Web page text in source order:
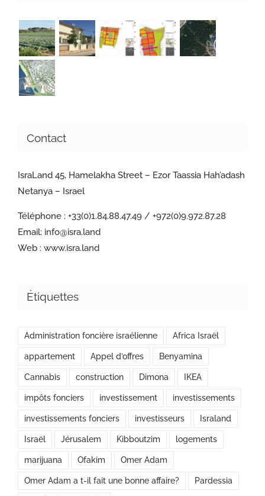
Contact
IsraLand 45, Hamelakha Street – Ezor Taassia Hah’adash
Netanya – Israel
Téléphone : +33(0)1.84.88.47.49 / +972(0)9.972.87.28
Email: info@isra.land
Web : www.isra.land
Étiquettes
Administration foncière israélienne Africa Israël
appartement Appel d’offres Benyamina
Cannabis construction Dimona IKEA
impôts fonciers investissement investissements
investissements fonciers investisseurs Israland
Israël Jérusalem Kibboutzim logements
marijuana Ofakim Omer Adam
Omer Adam a t-il fait une bonne affaire? Pardessia